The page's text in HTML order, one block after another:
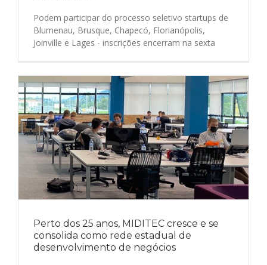
Podem participar do processo seletivo startups de
Blumenau, Brusque, Chapecó, Florianópolis,
Joinville e Lages - inscrições encerram na sexta
Perto dos 25 anos, MIDITEC cresce e se
consolida como rede estadual de
desenvolvimento de negócios